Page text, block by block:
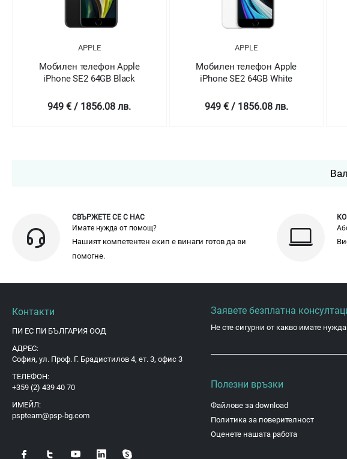
APPLE
Мобилен телефон Apple
iPhone SE2 64GB White
949 € / 1856.08 лв.
APPLE
Мобилен телефон Apple
iPhone SE2 64GB
949 € / 1856.08 лв.
СВЪРЖЕТЕ СЕ С НАС
Имате нужда от помощ?
Нашият компетентен екип е винаги готов да ви
помогне.
Контакти
ПИ ЕС ПИ БЪЛГАРИЯ ООД
АДРЕС:
София, ул. Проф. Г. Брадистилов 4, ет. 3, офис 3
ТЕЛЕФОН:
+359 (2) 439 40 70
ИМЕЙЛ:
pspteam@psp-bg.com
Заявете безплатна
Не сте сигурни от какво имате
Полезни връзки
Файлове за download
Политика за поверителност
Оценете нашата работа